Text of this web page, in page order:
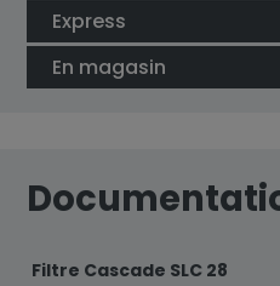
Express
En magasin
Filtre Cascade SLC 28